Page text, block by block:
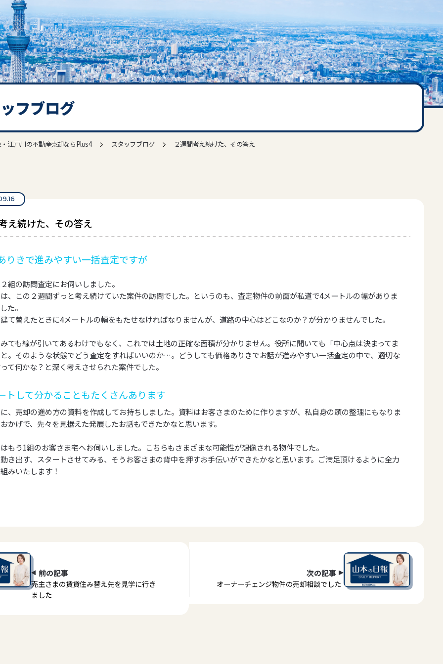
フブログ
江戸川の不動産売却ならPlus4> スタッフブログ> ２週間考え続けた、その答え
え続けた、その答え
りきで進みやすい一括査定ですが
組の訪問査定にお伺いしました。
、この２週間ずっと考え続けていた案件の訪問でした。というのも、査定物件の前面が私道で4メートルの幅がありま
た。
て替えたときに4メートルの幅をもたせなければなりませんが、道路の中心はどこなのか？が分かりませんでした。
ても線が引いてあるわけでもなく、これでは土地の正確な面積が分かりません。役所に聞いても「中心点は決まってま
。そのような状態でどう査定をすればいいのか…。どうしても価格ありきでお話が進みやすい一括査定の中で、適切な
て何かな？と深く考えさせられた案件でした。
トして分かることもたくさんあります
、売却の進め方の資料を作成してお持ちしました。資料はお客さまのために作りますが、私自身の頭の整理にもなりま
かげで、先々を見据えた発展したお話もできたかなと思います。
もう1組のお客さま宅へお伺いしました。こちらもさまざまな可能性が想像される物件でした。
き出す、スタートさせてみる、そうお客さまの背中を押すお手伝いができたかなと思います。ご満足頂けるように全力
みいたします！
前の記事
売主さまの賃貸住み替え先を見学に行き
ました
次の記事
オーナーチェンジ物件の売却相談でした